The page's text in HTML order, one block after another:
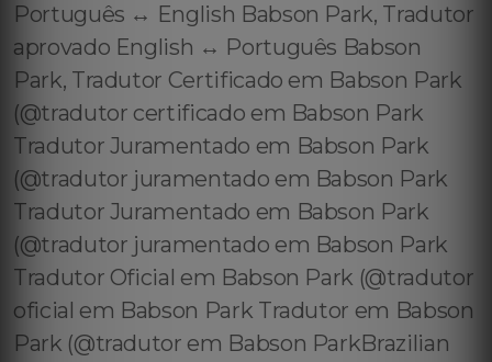
Português ↔️ English Babson Park, Tradutor
aprovado English ↔️ Português Babson
Park, Tradutor Certificado em Babson Park
(@tradutor certificado em Babson Park
Tradutor Juramentado em Babson Park
(@tradutor juramentado em Babson Park
Tradutor Juramentado em Babson Park
(@tradutor juramentado em Babson Park
Tradutor Oficial em Babson Park (@tradutor
oficial em Babson Park Tradutor em Babson
Park (@tradutor em Babson ParkBrazilian